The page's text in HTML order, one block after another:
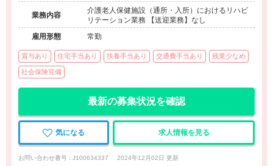
業務内容
介護老人保健施設（通所・入所）におけるリハビ
リテーション業務 【送迎業務】なし
雇用形態
常勤
賞与あり 住宅手当あり 扶養手当あり 交通費手当あり 残業少なめ
社会保険完備
最新の募集状況を確認
気になる 求人情報を見る
お問い合わせ番号 : J100634337 2024年12月02日 更新